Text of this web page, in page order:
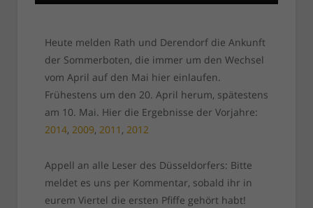
Heute melden Rath und Derendorf die Ankunft
der Sommerboten, die immer um den Wechsel
vom April auf den Mai hier einlaufen.
Frühestens um den 20. April herum, spätestens
am 10. Mai. Hier die Ergebnisse der Vorjahre:
2014, 2009, 2011 , 2012
Appell an alle Leser des Düsseldorfers: Bitte
meldet es uns per Kommentar, sobald ihr in
eurem Viertel die ersten Pfiffe gehört habt!